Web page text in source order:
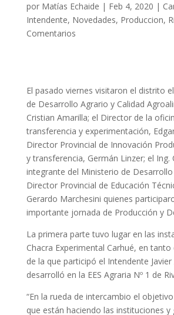
por Matías Echaide | Feb 4, 2020 |
Intendente, Novedades, Produccion,
Comentarios
El pasado viernes visitaron el distrito
de Desarrollo Agrario y Calidad
Cristian Amarilla; el Director de la
transferencia y experimentación,
Director Provincial de Innovación
y transferencia, Germán Linzer; el Ing.
integrante del Ministerio de Desarrollo
Director Provincial de Educación
Gerardo Marchesini quienes
importante jornada de Producción y
La primera parte tuvo lugar en las
Chacra Experimental Carhué, en tanto
de la que participó el Intendente Javier
desarrolló en la EES Agraria Nº 1 de
“En la rueda de intercambio el
que están haciendo las instituciones y